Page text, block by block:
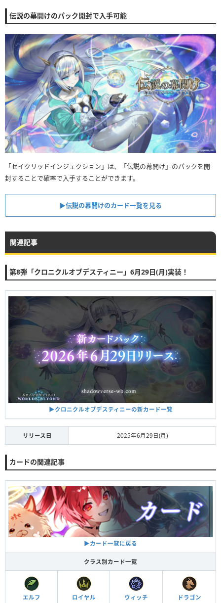
伝説の幕開けのパック開封で入手可能
「セイクリッドインジェクション」は、「伝説の幕開け」のパックを開
封することで確率で入手することができます。
▶︎伝説の幕開けのカード一覧を見る
関連記事
第8弾「クロニクルオブデスティニー」6月29日(月)実装！
▶︎クロニクルオブデスティニーの新カード一覧
リリース日 2025年6月29日(月)
カードの関連記事
▶︎カード一覧に戻る
クラス別カード一覧
エルフ ロイヤル ウィッチ ドラゴン